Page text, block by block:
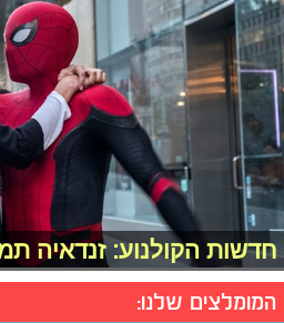
חדשות הקולנוע: זנדאיה
המומלצים שלנו: